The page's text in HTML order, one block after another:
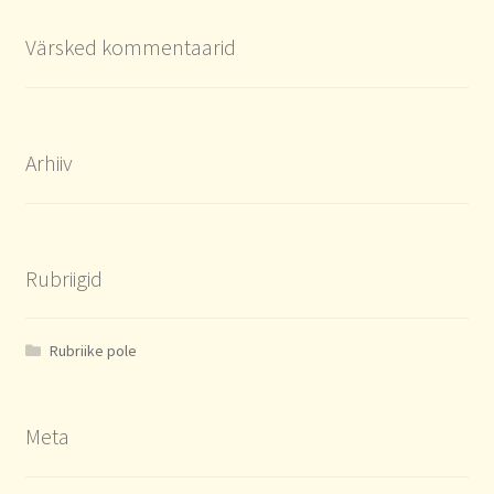
Värsked kommentaarid
Arhiiv
Rubriigid
Rubriike pole
Meta